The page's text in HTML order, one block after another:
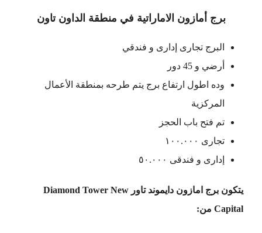
برج أمازون الاماراتية في منطقة الداون تاون
البرج تجارى إدارى و فندقي
أرضي و 45 دور
وده اطول ارتفاع برج يتم طرحه بمنطقة الأعمال
المركزية
تم فتح باب الحجز
تجارى ١٠٠.٠٠٠
إدارى و فندقى ٥٠.٠٠٠
يتكون برج امازون دايموند تاور Diamond Tower New
Capital من: